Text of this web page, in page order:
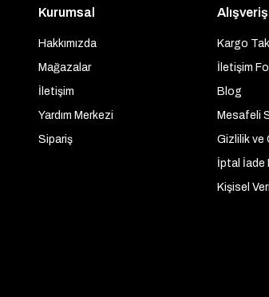
Kurumsal
Hakkımızda
Mağazalar
İletişim
Yardım Merkezi
Sipariş
Alışveriş
Kargo
İletişim
Blog
Mesafeli
Gizlilik ve
İptal İade
Kişisel